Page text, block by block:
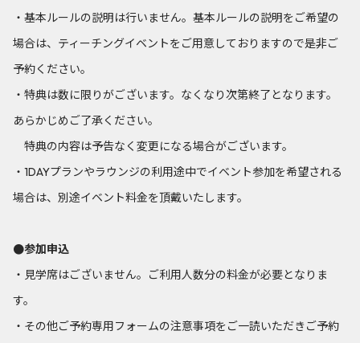
・基本ルールの説明は行いません。基本ルールの説明をご希望の
場合は、ティーチングイベントをご用意しておりますので是非ご
予約ください。
・特典は数に限りがございます。なくなり次第終了となります。
あらかじめご了承ください。
特典の内容は予告なく変更になる場合がございます。
・1DAYプランやラウンジの利用途中でイベント参加を希望される
場合は、別途イベント料金を頂戴いたします。
●参加申込
・見学席はございません。ご利用人数分の料金が必要となりま
す。
・その他ご予約専用フォームの注意事項をご一読いただきご予約